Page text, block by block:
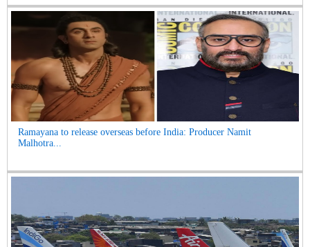
Ramayana to release overseas before India: Producer Namit
Malhotra...